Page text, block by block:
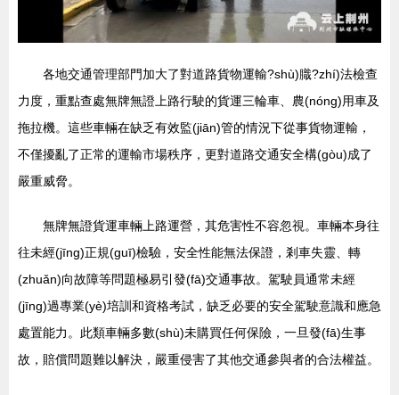
各地交通管理部門加大了對道路貨物運輸?shù)膱?zhí)法檢查
力度，重點查處無牌無證上路行駛的貨運三輪車、農(nóng)用車及
拖拉機。這些車輛在缺乏有效監(jiān)管的情況下從事貨物運輸，
不僅擾亂了正常的運輸市場秩序，更對道路交通安全構(gòu)成了
嚴重威脅。
無牌無證貨運車輛上路運營，其危害性不容忽視。車輛本身往
往未經(jīng)正規(guī)檢驗，安全性能無法保證，剎車失靈、轉
(zhuǎn)向故障等問題極易引發(fā)交通事故。駕駛員通常未經
(jīng)過專業(yè)培訓和資格考試，缺乏必要的安全駕駛意識和應急
處置能力。此類車輛多數(shù)未購買任何保險，一旦發(fā)生事
故，賠償問題難以解決，嚴重侵害了其他交通參與者的合法權益。